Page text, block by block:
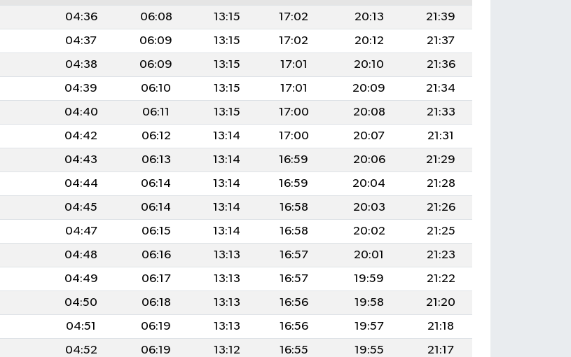
04:36 06:08 13:15 17:02 20:13
21:39
04:37 06:09 13:15 17:02 20:12
21:37
04:38 06:09 13:15 17:01 20:10
21:36
04:39 06:10 13:15 17:01 20:09
21:34
04:40 06:11 13:15 17:00 20:08
21:33
04:42 06:12 13:14 17:00 20:07
21:31
04:43 06:13 13:14 16:59 20:06
21:29
04:44 06:14 13:14 16:59 20:04
21:28
04:45 06:14 13:14 16:58 20:03
21:26
04:47 06:15 13:14 16:58 20:02
21:25
04:48 06:16 13:13 16:57 20:01
21:23
04:49 06:17 13:13 16:57 19:59
21:22
04:50 06:18 13:13 16:56 19:58
21:20
04:51 06:19 13:13 16:56 19:57
21:18
04:52 06:19 13:12 16:55 19:55
21:17